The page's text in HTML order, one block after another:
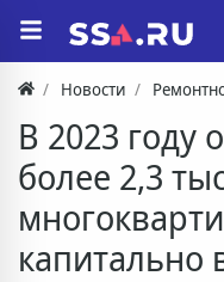
Новости
В 2023 году
более 2,3
капитально